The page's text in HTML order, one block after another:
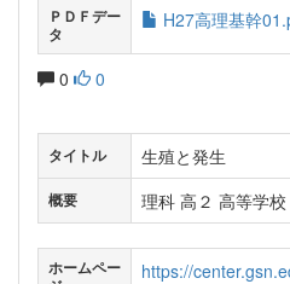
ＰＤＦデー
タ
H27高理基幹
0 0
タイトル 生殖と発生
概要 理科 高２ 高等学
ホームペー
https://